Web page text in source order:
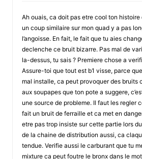
Ah ouais, ca doit pas etre cool ton histoire
un coup similaire sur mon quad y a pas
l’angoisse. En fait, le fait que tu aies
declenche ce bruit bizarre. Pas mal de
la-dessus, tu sais ? Premiere chose a
Assure-toi que tout est b1 visse, parce
mal installe, ca peut provoquer des bruits
aux soupapes que ton pote a suggere,
une source de probleme. Il faut les regler
fait un bruit de ferraille et ca met en
etre pas trop insiste sur cette partie lors
de la chaine de distribution aussi, ca
tendue. Verifie aussi le carburant que tu
mixture ca peut foutre le bronx dans le